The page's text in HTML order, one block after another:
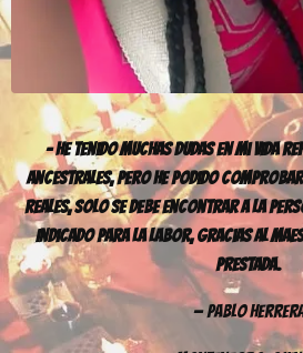
– He Tenido Muchas Dudas En mi Vida
Ancestrales, Pero He Podido
Reales, Solo Se Debe Encontrar A La
Indicado Para La Labor, Gracias al
Prestada.
— Pablo